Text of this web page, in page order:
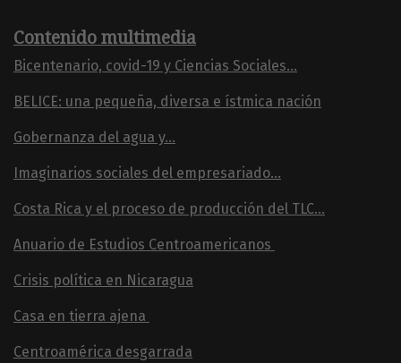
Contenido multimedia
Bicentenario, covid-19 y Ciencias Sociales...
BELICE: una pequeña, diversa e ístmica nación
Gobernanza del agua y...
Imaginarios sociales del empresariado...
Costa Rica y el proceso de producción del TLC...
Anuario de Estudios Centroamericanos
Crisis política en Nicaragua
Casa en tierra ajena
Centroamérica desgarrada